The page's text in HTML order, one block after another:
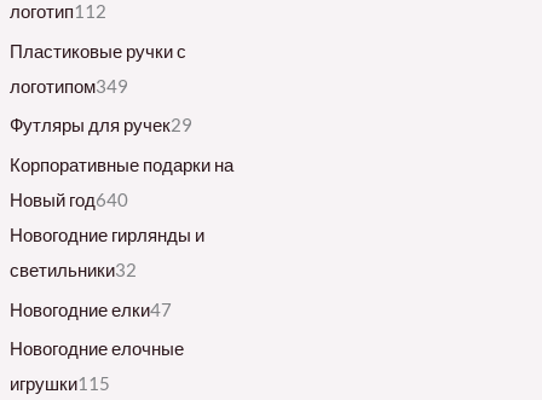
логотип112
Пластиковые ручки с
логотипом349
Футляры для ручек29
Корпоративные подарки на
Новый год640
Новогодние гирлянды и
светильники32
Новогодние елки47
Новогодние елочные
игрушки115